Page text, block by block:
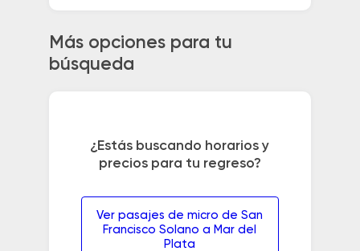
Más opciones para tu
búsqueda
¿Estás buscando horarios y
precios para tu regreso?
Ver pasajes de micro de San
Francisco Solano a Mar del
Plata